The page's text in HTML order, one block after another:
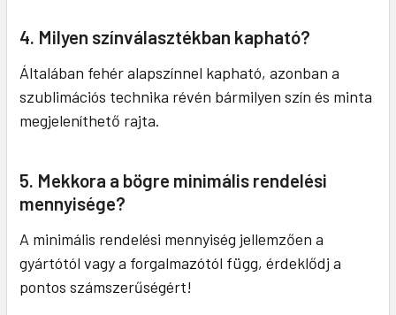
4. Milyen színválasztékban kapható?
Általában fehér alapszínnel kapható, azonban a
szublimációs technika révén bármilyen szín és minta
megjeleníthető rajta.
5. Mekkora a bögre minimális rendelési
mennyisége?
A minimális rendelési mennyiség jellemzően a
gyártótól vagy a forgalmazótól függ, érdeklődj a
pontos számszerűségért!